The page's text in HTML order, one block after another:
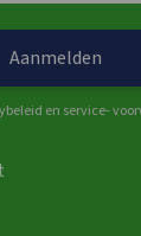
en service-